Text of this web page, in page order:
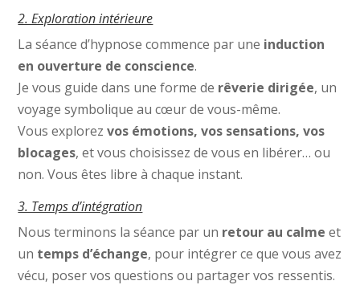
2. Exploration intérieure
La séance d’hypnose commence par une induction
en ouverture de conscience.
Je vous guide dans une forme de rêverie dirigée, un
voyage symbolique au cœur de vous-même.
Vous explorezvos émotions, vos sensations, vos
blocages, et vous choisissez de vous en libérer… ou
non. Vous êtes libre à chaque instant.
3. Temps d’intégration
Nous terminons la séance par un retour au calme et
un temps d’échange, pour intégrer ce que vous avez
vécu, poser vos questions ou partager vos ressentis.